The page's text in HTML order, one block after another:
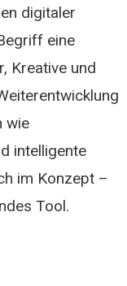
digitaler
eine
Kreative und
wie
intelligente
im Konzept –
Tool.